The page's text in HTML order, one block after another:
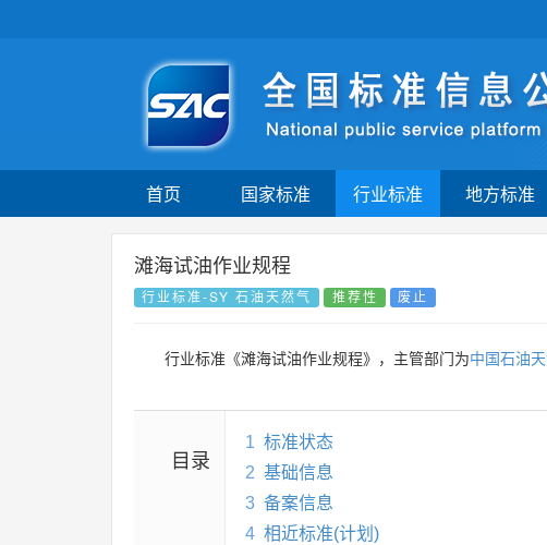
首页 国家标准 行业标准 地方标准
滩海试油作业规程
行业标准-SY 石油天然气 推荐性 废止
行业标准《滩海试油作业规程》，主管部门为中国石油
目录
1 标准状态
2 基础信息
3 备案信息
4 相近标准(计划)